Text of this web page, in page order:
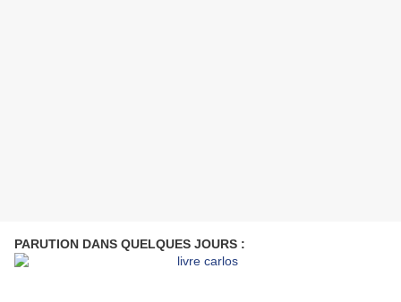
PARUTION DANS QUELQUES JOURS :